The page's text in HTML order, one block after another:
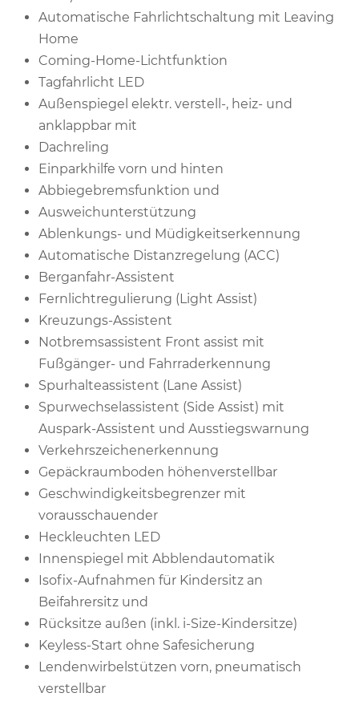
Automatische Fahrlichtschaltung mit Leaving
Home
Coming-Home-Lichtfunktion
Tagfahrlicht LED
Außenspiegel elektr. verstell-, heiz- und
anklappbar mit
Dachreling
Einparkhilfe vorn und hinten
Abbiegebremsfunktion und
Ausweichunterstützung
Ablenkungs- und Müdigkeitserkennung
Automatische Distanzregelung (ACC)
Berganfahr-Assistent
Fernlichtregulierung (Light Assist)
Kreuzungs-Assistent
Notbremsassistent Front assist mit
Fußgänger- und Fahrraderkennung
Spurhalteassistent (Lane Assist)
Spurwechselassistent (Side Assist) mit
Auspark-Assistent und Ausstiegswarnung
Verkehrszeichenerkennung
Gepäckraumboden höhenverstellbar
Geschwindigkeitsbegrenzer mit
vorausschauender
Heckleuchten LED
Innenspiegel mit Abblendautomatik
Isofix-Aufnahmen für Kindersitz an
Beifahrersitz und
Rücksitze außen (inkl. i-Size-Kindersitze)
Keyless-Start ohne Safesicherung
Lendenwirbelstützen vorn, pneumatisch
verstellbar